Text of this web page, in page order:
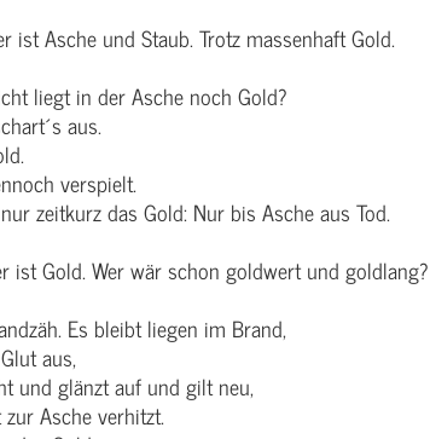
ist Asche und Staub. Trotz massenhaft Gold.
liegt in der Asche noch Gold?
aus.
verspielt.
zeitkurz das Gold: Nur bis Asche aus Tod.
ist Gold. Wer wär schon goldwert und goldlang?
Es bleibt liegen im Brand,
aus,
und glänzt auf und gilt neu,
Asche verhitzt.